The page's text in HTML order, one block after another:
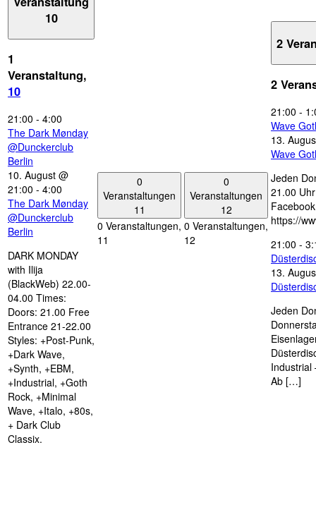
10
1
Veranstaltung,
10
21:00 - 4:00
The Dark Mønday
@Dunckerclub
Berlin
10. August @
21:00 - 4:00
The Dark Mønday
@Dunckerclub
Berlin
DARK MONDAY
with Ilija
(BlackWeb) 22.00-
04.00 Times:
Doors: 21.00 Free
Entrance 21-22.00
Styles: +Post-Punk,
+Dark Wave,
+Synth, +EBM,
+Industrial, +Goth
Rock, +Minimal
Wave, +Italo, +80s,
+ Dark Club
Classix.
0
Veranstaltungen
11
0 Veranstaltungen,
11
0
Veranstaltungen
12
0 Veranstaltungen,
12
2
2
21:00 -
Wave
13.
Wave
Jeden
21.00
https://
21:00 -
13.
Jeden
Industrial
Ab […]